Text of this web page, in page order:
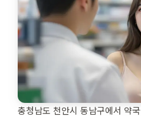
충청남도 천안시 동남구에서 약